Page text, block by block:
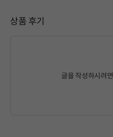
상품 후기
글을 작성하시려면